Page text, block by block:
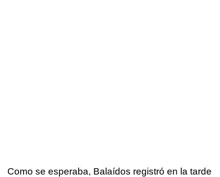
Como se esperaba, Balaídos registró en la tarde